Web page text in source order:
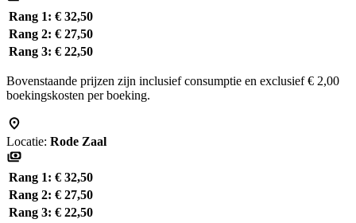
Rang 1: € 32,50
Rang 2: € 27,50
Rang 3: € 22,50
Bovenstaande prijzen zijn inclusief consumptie en exclusief € 2,00
boekingskosten per boeking.
Locatie: Rode Zaal
Rang 1: € 32,50
Rang 2: € 27,50
Rang 3: € 22,50